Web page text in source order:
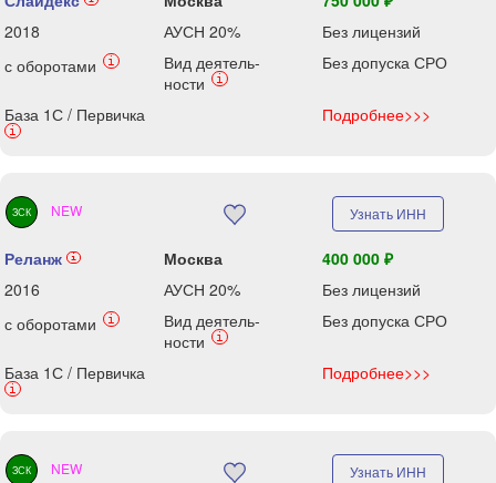
2018
АУСН 20%
Без лицензий
с оборотами
i
Вид деятель-
ности
i
Без допуска СРО
База 1С / Первичка
i
Подробнее>>>
ЗСК NEW Узнать ИНН
Реланж i Москва
400 000 ₽
2016
АУСН 20%
Без лицензий
с оборотами
i
Вид деятель-
ности
i
Без допуска СРО
База 1С / Первичка
i
Подробнее>>>
ЗСК NEW Узнать ИНН